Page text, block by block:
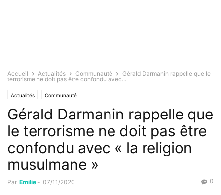
Accueil Actualités Communauté
Gérald Darmanin rappelle que le
terrorisme ne doit pas être confondu avec...
Actualités Communauté
Gérald Darmanin rappelle que
le terrorisme ne doit pas être
confondu avec « la religion
musulmane »
Par Emilie - 07/11/2020 0